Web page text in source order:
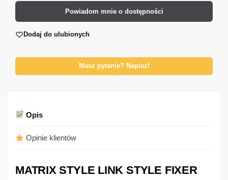
Powiadom mnie o dostępności
Dodaj do ulubionych
Masz pytanie? Napisz!
Opis
Opinie klientów
MATRIX STYLE LINK STYLE FIXER